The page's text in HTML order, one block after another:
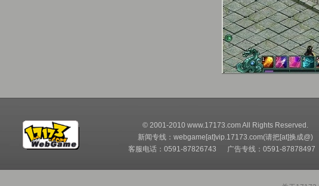
© 2001-2010 www.17173.com All Rights Reserved.
新闻专线：webgame[at]vip.17173.com(请把[at]换成@)
客服电话：0591-87826743 广告专线：0591-87878497